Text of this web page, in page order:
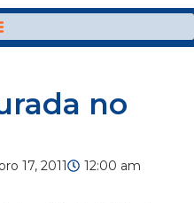
no
17, 2011 12:00 am